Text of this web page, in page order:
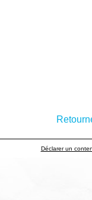
Déclarer un